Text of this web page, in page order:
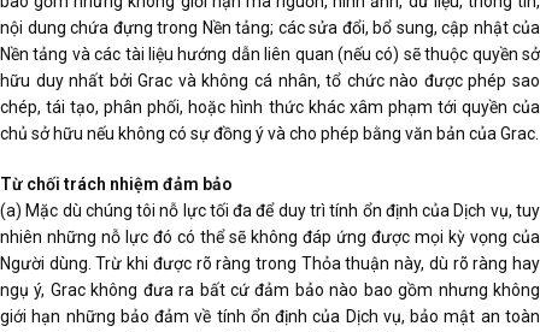
nội dung chứa đựng trong Nền tảng; các sửa đổi, bổ sung, cập nhật của
Nền tảng và các tài liệu hướng dẫn liên quan (nếu có) sẽ thuộc quyền sở
hữu duy nhất bởi Grac và không cá nhân, tổ chức nào được phép sao
chép, tái tạo, phân phối, hoặc hình thức khác xâm phạm tới quyền của
chủ sở hữu nếu không có sự đồng ý và cho phép bằng văn bản của Grac.
Từ chối trách nhiệm đảm bảo
(a) Mặc dù chúng tôi nỗ lực tối đa để duy trì tính ổn định của Dịch vụ, tuy
nhiên những nỗ lực đó có thể sẽ không đáp ứng được mọi kỳ vọng của
Người dùng. Trừ khi được rõ ràng trong Thỏa thuận này, dù rõ ràng hay
ngụ ý, Grac không đưa ra bất cứ đảm bảo nào bao gồm nhưng không
giới hạn những bảo đảm về tính ổn định của Dịch vụ, bảo mật an toàn